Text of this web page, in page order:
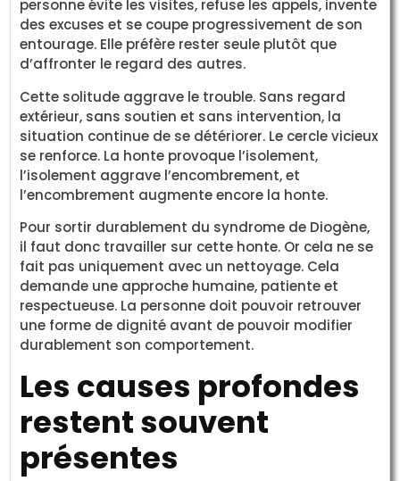
personne évite les visites, refuse les appels, invente
des excuses et se coupe progressivement de son
entourage. Elle préfère rester seule plutôt que
d’affronter le regard des autres.
Cette solitude aggrave le trouble. Sans regard
extérieur, sans soutien et sans intervention, la
situation continue de se détériorer. Le cercle vicieux
se renforce. La honte provoque l’isolement,
l’isolement aggrave l’encombrement, et
l’encombrement augmente encore la honte.
Pour sortir durablement du syndrome de Diogène,
il faut donc travailler sur cette honte. Or cela ne se
fait pas uniquement avec un nettoyage. Cela
demande une approche humaine, patiente et
respectueuse. La personne doit pouvoir retrouver
une forme de dignité avant de pouvoir modifier
durablement son comportement.
Les causes profondes
restent souvent
présentes